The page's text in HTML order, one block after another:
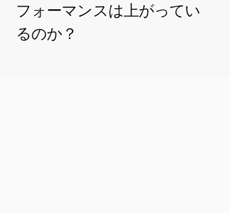
フォーマンスは上がってい
るのか？